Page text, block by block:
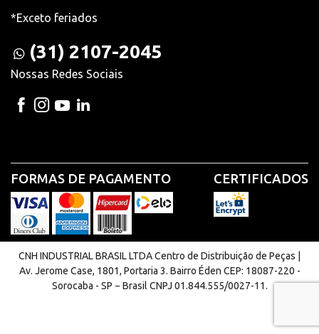
*Exceto feriados
(31) 2107-2045
Nossas Redes Sociais
FORMAS DE PAGAMENTO CERTIFICADOS
CNH INDUSTRIAL BRASIL LTDA Centro de Distribuição de Peças |
Av. Jerome Case, 1801, Portaria 3. Bairro Éden CEP: 18087-220 -
Sorocaba - SP − Brasil CNPJ 01.844.555/0027-11.